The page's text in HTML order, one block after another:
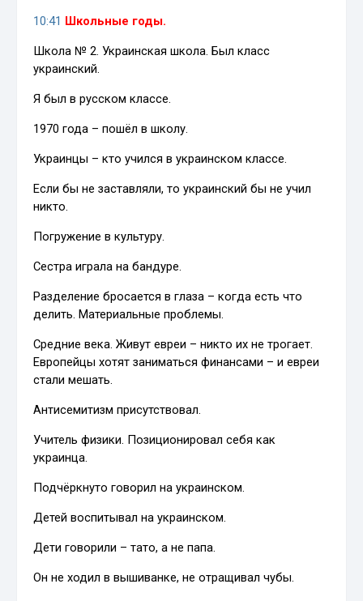
10:41 Школьные годы.
Школа № 2. Украинская школа. Был класс
украинский.
Я был в русском классе.
1970 года – пошёл в школу.
Украинцы – кто учился в украинском классе.
Если бы не заставляли, то украинский бы не учил
никто.
Погружение в культуру.
Сестра играла на бандуре.
Разделение бросается в глаза – когда есть что
делить. Материальные проблемы.
Средние века. Живут евреи – никто их не трогает.
Европейцы хотят заниматься финансами – и евреи
стали мешать.
Антисемитизм присутствовал.
Учитель физики. Позиционировал себя как
украинца.
Подчёркнуто говорил на украинском.
Детей воспитывал на украинском.
Дети говорили – тато, а не папа.
Он не ходил в вышиванке, не отращивал чубы.